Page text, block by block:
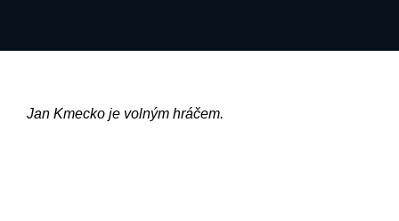
Jan Kmecko je volným hráčem.